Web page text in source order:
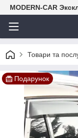
MODERN-CAR
Товари та
Подарунок